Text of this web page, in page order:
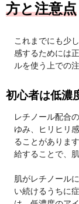
方と注意点
これまでにも少
感するためには
ルを使う上での
初心者は低濃
レチノール配合
ゆみ、ヒリヒリ
ることがありま
給することで、
肌がレチノール
い続けるうちに